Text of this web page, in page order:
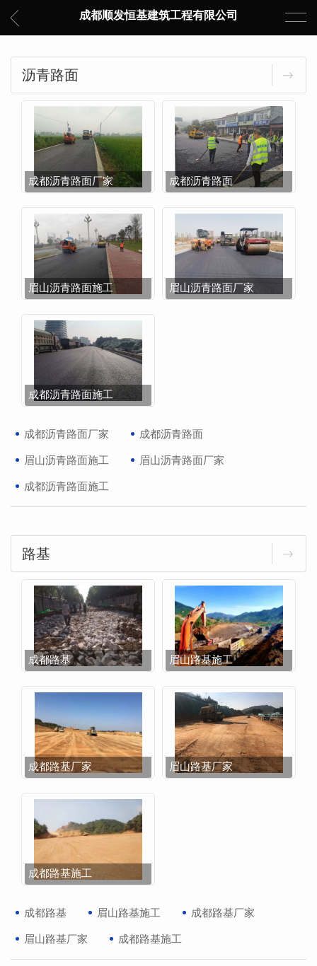
成都顺发恒基建筑工程有限公司
沥青路面
成都沥青路面厂家 成都沥青路面
眉山沥青路面施工 眉山沥青路面厂家
成都沥青路面施工
成都沥青路面厂家 成都沥青路面
眉山沥青路面施工 眉山沥青路面厂家
成都沥青路面施工
路基
成都路基 眉山路基施工
成都路基厂家 眉山路基厂家
成都路基施工
成都路基 眉山路基施工 成都路基厂家
眉山路基厂家 成都路基施工